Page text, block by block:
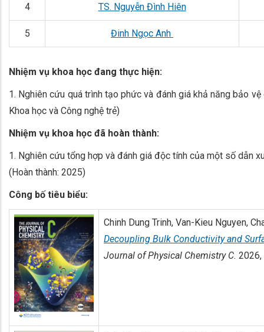
4 TS. Nguyễn Đình Hiên
5 Đinh Ngọc Anh
Nhiệm vụ khoa học đang thực hiện:
1. Nghiên cứu quá trình tạo phức và đánh giá khả năng bảo
Khoa học và Công nghệ trẻ)
Nhiệm vụ khoa học đã hoàn thành:
1. Nghiên cứu tổng hợp và đánh giá độc tính của một số dẫn
(Hoàn thành: 2025)
Công bố tiêu biểu:
Chinh Dung Trinh, Van-Kieu Nguyen,
Decoupling Bulk Conductivity and
Journal of Physical Chemistry C.